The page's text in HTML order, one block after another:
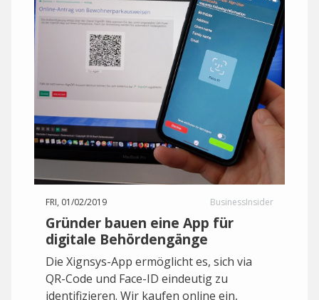
FRI, 01/02/2019 BusinessInsider
Gründer bauen eine App für
digitale Behördengänge
Die Xignsys-App ermöglicht es, sich via
QR-Code und Face-ID eindeutig zu
identifizieren. Wir kaufen online ein,